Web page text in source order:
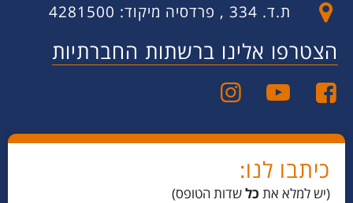
ת.ד. 334 , פרדסיה מיקוד: 4281500
הצטרפו אלינו ברשתות החברתיות
כיתבו לנו:
(יש למלא את כלשדות הטופס)